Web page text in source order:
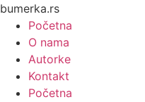
bumerka.rsSkočite
na
sadržaj
Početna
O nama
Autorke
Kontakt
Početna